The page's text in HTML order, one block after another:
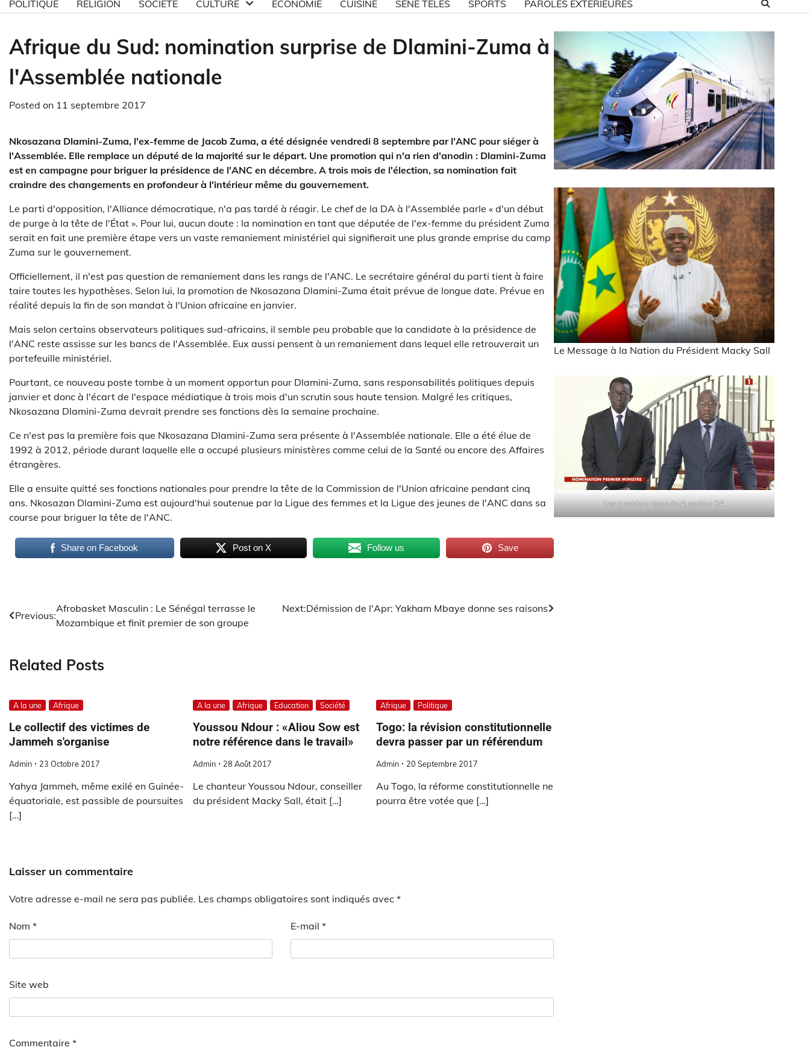
POLITIQUE
RELIGION SOCIETE CULTURE ECONOMIE CUISINE SÉNE TÉLÉS SPORTS PAROLES EXTÉRIEURES
Afrique du Sud: nomination surprise de Dlamini-Zuma à
l'Assemblée nationale
Posted on 11 septembre 2017
Nkosazana Dlamini-Zuma, l'ex-femme de Jacob Zuma, a été désignée vendredi 8 septembre par l'ANC pour siéger à
l'Assemblée. Elle remplace un député de la majorité sur le départ. Une promotion qui n'a rien d'anodin : Dlamini-Zuma
est en campagne pour briguer la présidence de l'ANC en décembre. A trois mois de l'élection, sa nomination fait
craindre des changements en profondeur à l'intérieur même du gouvernement.
Le parti d'opposition, l'Alliance démocratique, n'a pas tardé à réagir. Le chef de la DA à l'Assemblée parle « d'un début
de purge à la tête de l'État ». Pour lui, aucun doute : la nomination en tant que députée de l'ex-femme du président Zuma
serait en fait une première étape vers un vaste remaniement ministériel qui signifierait une plus grande emprise du camp
Zuma sur le gouvernement.
Officiellement, il n'est pas question de remaniement dans les rangs de l'ANC. Le secrétaire général du parti tient à faire
taire toutes les hypothèses. Selon lui, la promotion de Nkosazana Dlamini-Zuma était prévue de longue date. Prévue en
réalité depuis la fin de son mandat à l'Union africaine en janvier.
Mais selon certains observateurs politiques sud-africains, il semble peu probable que la candidate à la présidence de
l'ANC reste assisse sur les bancs de l'Assemblée. Eux aussi pensent à un remaniement dans lequel elle retrouverait un
portefeuille ministériel.
Pourtant, ce nouveau poste tombe à un moment opportun pour Dlamini-Zuma, sans responsabilités politiques depuis
janvier et donc à l'écart de l'espace médiatique à trois mois d'un scrutin sous haute tension. Malgré les critiques,
Nkosazana Dlamini-Zuma devrait prendre ses fonctions dès la semaine prochaine.
Ce n'est pas la première fois que Nkosazana Dlamini-Zuma sera présente à l'Assemblée nationale. Elle a été élue de
1992 à 2012, période durant laquelle elle a occupé plusieurs ministères comme celui de la Santé ou encore des Affaires
étrangères.
Elle a ensuite quitté ses fonctions nationales pour prendre la tête de la Commission de l'Union africaine pendant cinq
ans. Nkosazan Dlamini-Zuma est aujourd'hui soutenue par la Ligue des femmes et la Ligue des jeunes de l'ANC dans sa
course pour briguer la tête de l'ANC.
Share on Facebook Post on X Follow us Save
Navigation
l’article
Previous:
Afrobasket Masculin : Le Sénégal terrasse le
Mozambique et finit premier de son groupe
Next:Démission de l'Apr: Yakham Mbaye donne ses raisons
Related Posts
A la une Afrique
Le collectif des victimes de
Jammeh s'organise
Admin 23 Octobre 2017
Yahya Jammeh, même exilé en Guinée-
équatoriale, est passible de poursuites
[…]
A la une Afrique Education Société
Youssou Ndour : «Aliou Sow est
notre référence dans le travail»
Admin 28 Août 2017
Le chanteur Youssou Ndour, conseiller
du président Macky Sall, était […]
Afrique Politique
Togo: la révision constitutionnelle
devra passer par un référendum
Admin 20 Septembre 2017
Au Togo, la réforme constitutionnelle ne
pourra être votée que […]
Laisser un commentaire
Votre adresse e-mail ne sera pas publiée. Les champs obligatoires sont indiqués avec *
Nom * E-mail *
Site web
Commentaire *
Le Message à la Nation du Président Macky Sall
Les premiers mots de Amadou BA